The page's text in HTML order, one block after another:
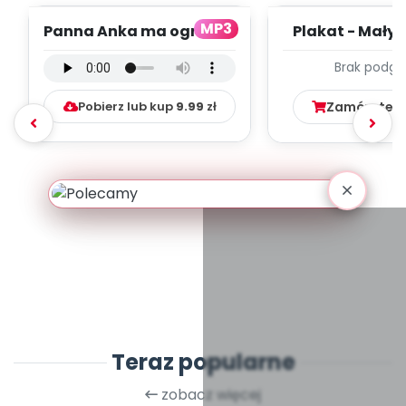
MP3
Panna Anka ma ogródek
Pobierz lub kup 9.99 zł
Plakat -
Brak
Zamów ten
Teraz popularne
zobacz więcej